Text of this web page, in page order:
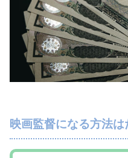
映画監督になる方法